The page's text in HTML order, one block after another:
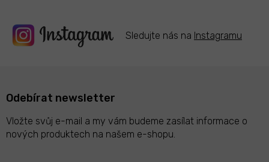
s
u
Sledujte nás na Instagramu
Odebírat newsletter
Vložte svůj e-mail a my vám budeme zasílat informace o
nových produktech na našem e-shopu.